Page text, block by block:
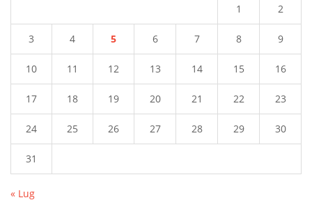
1 2
3 4 5 6 7 8 9
10 11 12 13 14 15 16
17 18 19 20 21 22 23
24 25 26 27 28 29 30
31
« Lug